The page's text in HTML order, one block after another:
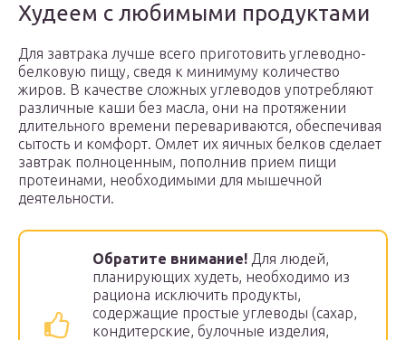
Худеем с любимыми продуктами
Для завтрака лучше всего приготовить углеводно-
белковую пищу, сведя к минимуму количество
жиров. В качестве сложных углеводов употребляют
различные каши без масла, они на протяжении
длительного времени перевариваются, обеспечивая
сытость и комфорт. Омлет их яичных белков сделает
завтрак полноценным, пополнив прием пищи
протеинами, необходимыми для мышечной
деятельности.
Обратите внимание! Для людей,
планирующих худеть, необходимо из
рациона исключить продукты,
содержащие простые углеводы (сахар,
кондитерские, булочные изделия,